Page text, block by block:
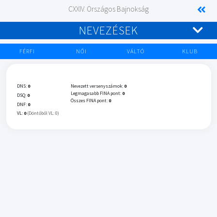
CXXIV. Országos Bajnokság
NEVEZÉSEK
FÉRFI NŐI VÁLTÓ KLUB
DNS: 0
DSQ: 0
DNF: 0
VL: 0 (Döntőből VL: 0)
Nevezett versenyszámok: 0
Legmagasabb FINA pont: 0
Összes FINA pont: 0